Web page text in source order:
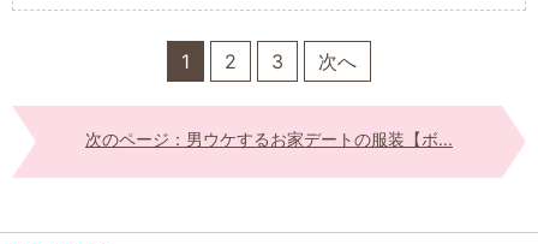
1 2 3 次へ
次のページ：男ウケするお家デートの服装【ボ...